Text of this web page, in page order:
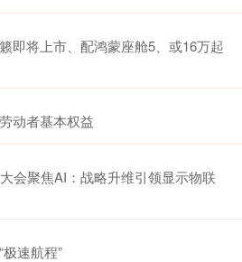
即将上市、配鸿蒙座舱5、或16万起
动者基本权益
会聚焦AI：战略升维引领显示物联
速航程”